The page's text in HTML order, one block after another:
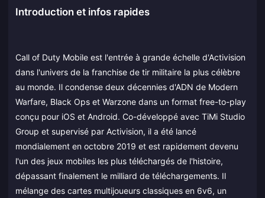
Introduction et infos rapides
Call of Duty Mobile est l'entrée à grande échelle d'Activision
dans l'univers de la franchise de tir militaire la plus célèbre
au monde. Il condense deux décennies d'ADN de Modern
Warfare, Black Ops et Warzone dans un format free-to-play
conçu pour iOS et Android. Co-développé avec TiMi Studio
Group et supervisé par Activision, il a été lancé
mondialement en octobre 2019 et est rapidement devenu
l'un des jeux mobiles les plus téléchargés de l'histoire,
dépassant finalement le milliard de téléchargements. Il
mélange des cartes multijoueurs classiques en 6v6, un